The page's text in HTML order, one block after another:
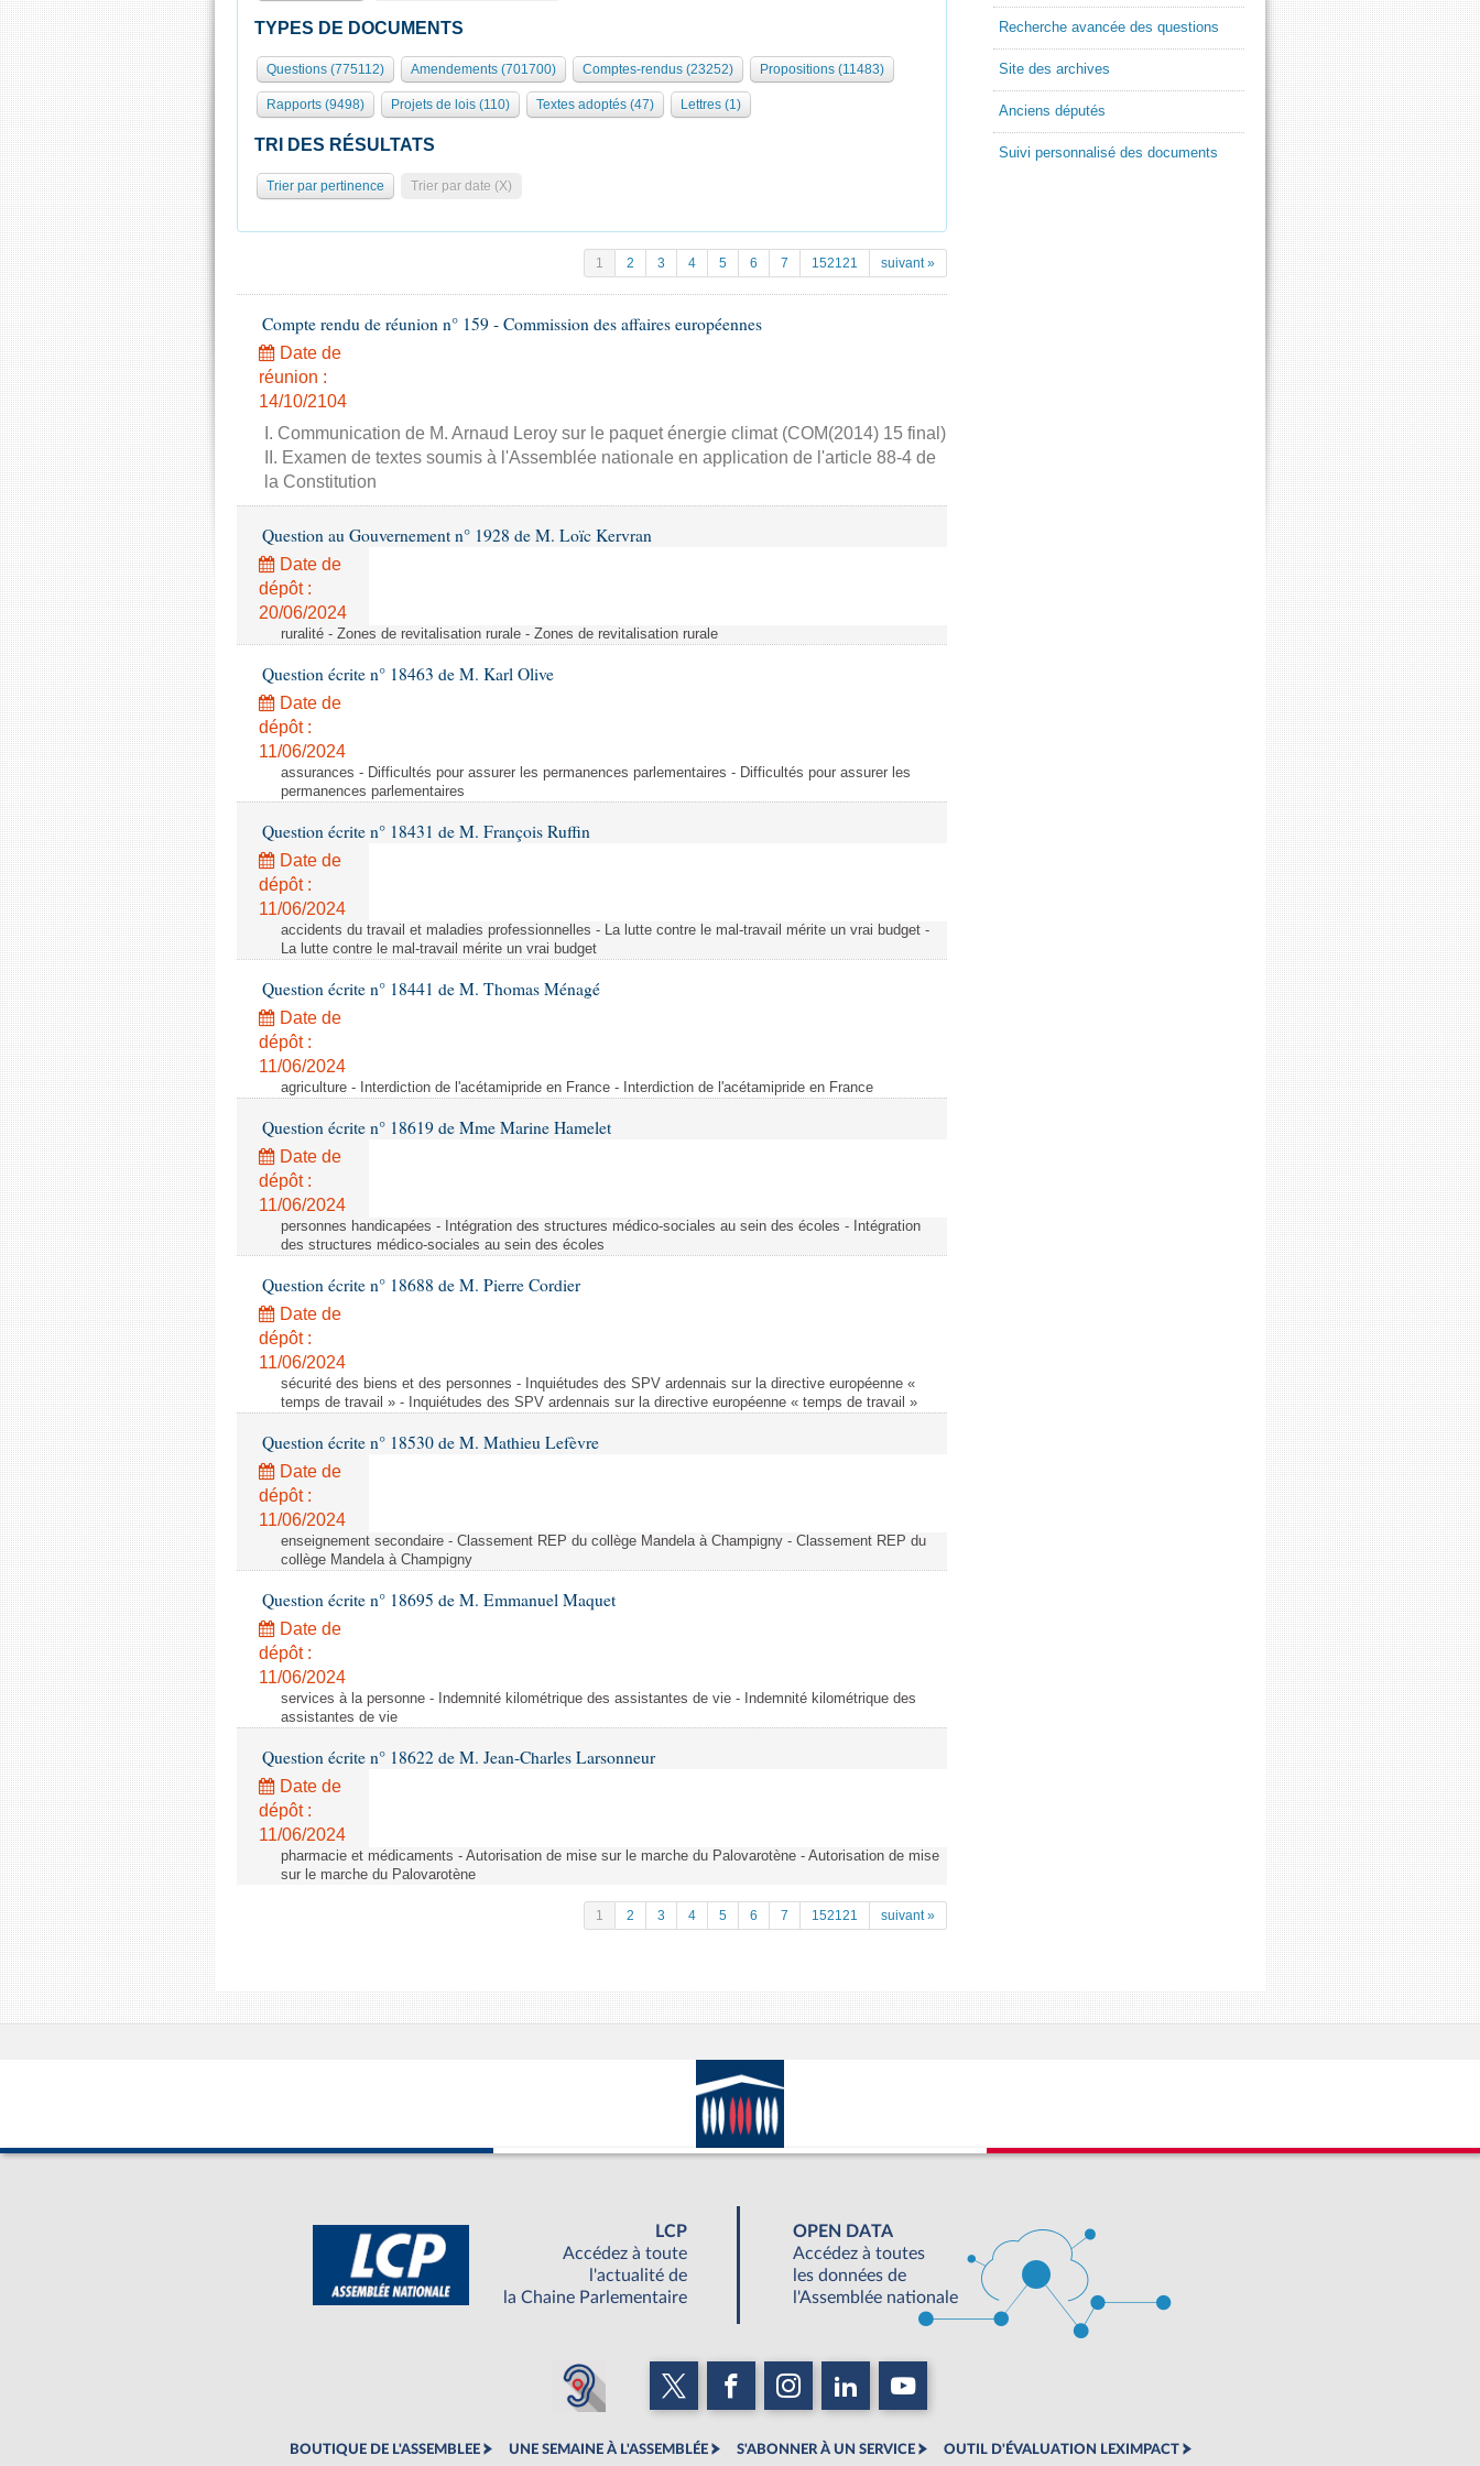
TYPES DE DOCUMENTS
Questions (775112) Amendements (701700) Comptes-rendus (23252) Propositions (11483)
Rapports (9498) Projets de lois (110) Textes adoptés (47) Lettres (1)
TRI DES RÉSULTATS
Trier par pertinence Trier par date (X)
1 2 3 4 5 6 7 152121 suivant »
Compte rendu de réunion n° 159 - Commission des affaires européennes
Date de
réunion :
14/10/2104
I. Communication de M. Arnaud Leroy sur le paquet énergie climat (COM(2014) 15 final)
II. Examen de textes soumis à l'Assemblée nationale en application de l'article 88-4 de
la Constitution
Question au Gouvernement n° 1928 de M. Loïc Kervran
Date de
dépôt :
20/06/2024
ruralité - Zones de revitalisation rurale - Zones de revitalisation rurale
Question écrite n° 18463 de M. Karl Olive
Date de
dépôt :
11/06/2024
assurances - Difficultés pour assurer les permanences parlementaires - Difficultés pour assurer les
permanences parlementaires
Question écrite n° 18431 de M. François Ruffin
Date de
dépôt :
11/06/2024
accidents du travail et maladies professionnelles - La lutte contre le mal-travail mérite un vrai budget -
La lutte contre le mal-travail mérite un vrai budget
Question écrite n° 18441 de M. Thomas Ménagé
Date de
dépôt :
11/06/2024
agriculture - Interdiction de l'acétamipride en France - Interdiction de l'acétamipride en France
Question écrite n° 18619 de Mme Marine Hamelet
Date de
dépôt :
11/06/2024
personnes handicapées - Intégration des structures médico-sociales au sein des écoles - Intégration
des structures médico-sociales au sein des écoles
Question écrite n° 18688 de M. Pierre Cordier
Date de
dépôt :
11/06/2024
sécurité des biens et des personnes - Inquiétudes des SPV ardennais sur la directive européenne «
temps de travail » - Inquiétudes des SPV ardennais sur la directive européenne « temps de travail »
Question écrite n° 18530 de M. Mathieu Lefèvre
Date de
dépôt :
11/06/2024
enseignement secondaire - Classement REP du collège Mandela à Champigny - Classement REP du
collège Mandela à Champigny
Question écrite n° 18695 de M. Emmanuel Maquet
Date de
dépôt :
11/06/2024
services à la personne - Indemnité kilométrique des assistantes de vie - Indemnité kilométrique des
assistantes de vie
Question écrite n° 18622 de M. Jean-Charles Larsonneur
Date de
dépôt :
11/06/2024
pharmacie et médicaments - Autorisation de mise sur le marche du Palovarotène - Autorisation de mise
sur le marche du Palovarotène
1 2 3 4 5 6 7 152121 suivant »
Recherche avancée des questions
Site des archives
Anciens députés
Suivi personnalisé des documents
LCP
Accédez à toute
l'actualité de
la Chaine Parlementaire
OPEN DATA
Accédez à toutes
les données de
l'Assemblée nationale
BOUTIQUE DE L'ASSEMBLEE UNE SEMAINE À L'ASSEMBLÉE S'ABONNER À UN SERVICE OUTIL D'ÉVALUATION LEXIMPACT